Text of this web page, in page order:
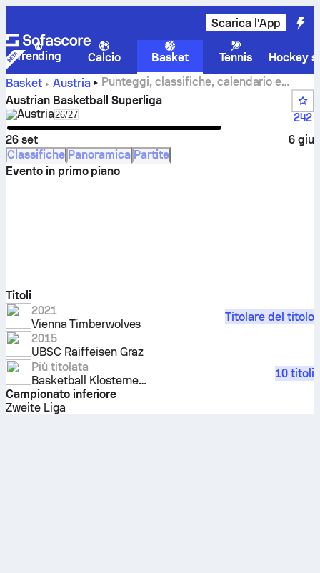
Scarica l'App
Trending Calcio Basket Tennis
Hockey
Basket
Austria
Punteggi, classifiche, calendario e
statistiche di Austrian Basketball Superliga
Austrian Basketball Superliga
AustriaSelect season in unique tournament header
26/27
242
26 set
6 giu
Classifiche Panoramica Partite
Evento in primo piano
Titoli
2021
Vienna Timberwolves
Titolare del titolo
2015
UBSC Raiffeisen Graz
Più titolata
Basketball Klosterneuburg
10 titoli
Campionato inferiore
Zweite Liga